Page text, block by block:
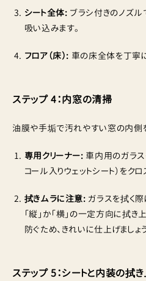
シート全体: ブラシ付きのノズル
吸い込みます。
フロア（床）: 車の床全体を丁寧
ステップ 4：内窓の清掃
油膜や手垢で汚れやすい窓の内側
専用クリーナー: 車内用のガラス
コール入りウェットシート）をク
拭きムラに注意: ガラスを拭く際
「縦」か「横」の一定方向に拭
防ぐため、きれいに仕上げましょう
ステップ 5：シートと内装の拭